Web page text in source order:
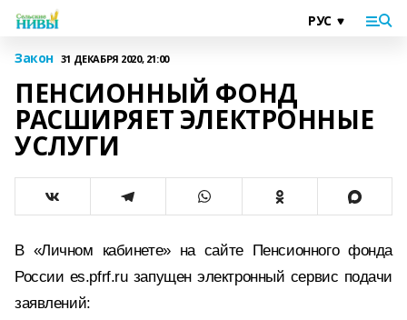
Закон 31 ДЕКАБРЯ 2020, 21:00
ПЕНСИОННЫЙ ФОНД
РАСШИРЯЕТ ЭЛЕКТРОННЫЕ
УСЛУГИ
В «Личном кабинете» на сайте Пенсионного фонда
России es.pfrf.ru запущен электронный сервис подачи
заявлений: